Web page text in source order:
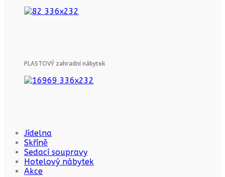
PLASTOVÝ zahradní nábytek
Jídelna
Skříně
Sedací soupravy
Hotelový nábytek
Akce